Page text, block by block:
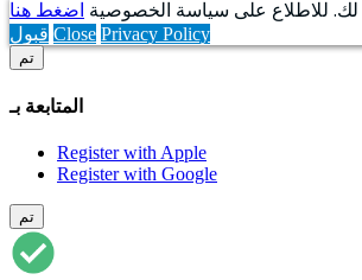
لك. للاطلاع على سياسة الخصوصية اضغط هنا
قبول Close Privacy Policy
تم
المتابعة بـ
Register with Apple
Register with Google
تم